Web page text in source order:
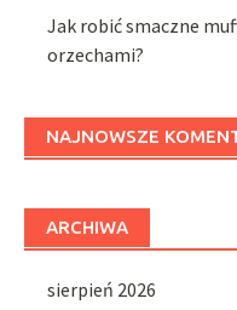
Jak robić smaczne
orzechami?
NAJNOWSZE
ARCHIWA
sierpień 2026